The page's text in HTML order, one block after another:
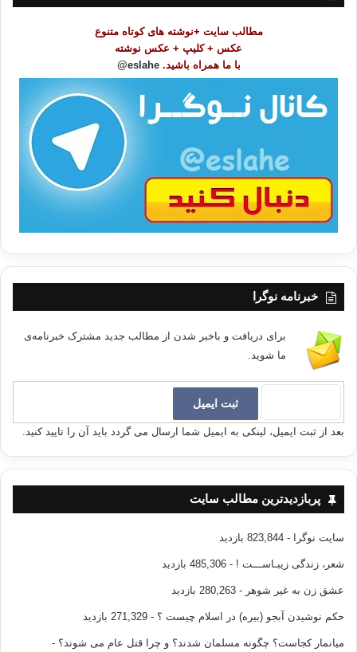
مطالب سایت +نوشته های کوتاه متنوع
عکس + کلیپ + عکس نوشته
با ما همراه باشید. eslahe@
خبرنامه نوگرا
برای دریافت و باخبر شدن از مطالب جدید مشترک خبرنامه‌ی
ما شوید.
بعد از ثبت ایمیل، لینکی به ایمیل شما ارسال می گردد باید آن را تایید کنید.
پربازدیدترین مطالب سایت
سایت نوگرا - 823,844 بازدید
شعر، زندگی زیبـاســـت ! - 485,306 بازدید
عشق زن به غیر شوهر - 280,263 بازدید
حکم نوشیدن آبجو (بیره) در اسلام چیست ؟ - 271,329 بازدید
میانمار کجاست؟ چگونه مسلمان شدند؟ و چرا قتل عام می شوند؟ -